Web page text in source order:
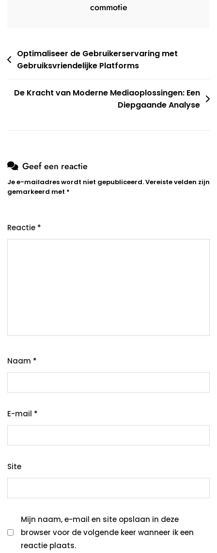
commotie
Berichtnavigatie
Optimaliseer de Gebruikerservaring met
Gebruiksvriendelijke Platforms
De Kracht van Moderne Mediaoplossingen: Een
Diepgaande Analyse
Geef een reactie
Je e-mailadres wordt niet gepubliceerd.Vereiste velden zijn
gemarkeerd met *
Reactie *
Naam *
E-mail *
Site
Mijn naam, e-mail en site opslaan in deze
browser voor de volgende keer wanneer ik een
reactie plaats.